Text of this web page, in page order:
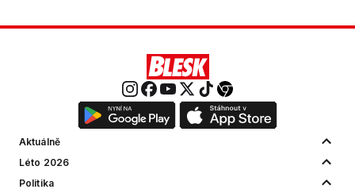
Aktuálně
Léto 2026